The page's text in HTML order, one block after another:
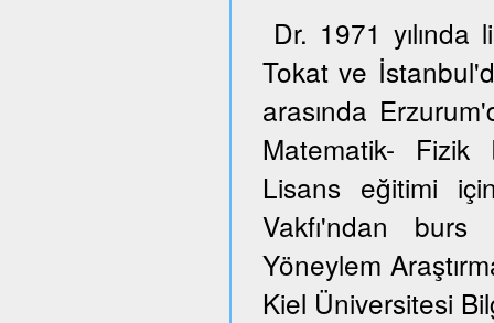
Dr. 1971
Tokat ve
arasında
Matematik-
Lisans eğitimi
Vakfı'ndan burs
Yöneylem
Kiel Üniversitesi